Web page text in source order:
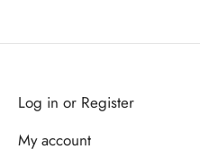
Log in or Register
My account